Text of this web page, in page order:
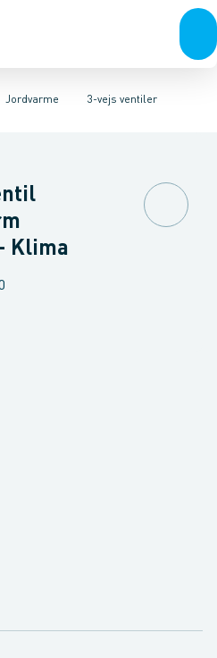
KlimaværktøjBiokedler &
JordvarmeIsoleringTilbehør
3-vejs ventiler
VVB. Samlebrønde & skabe
Klima